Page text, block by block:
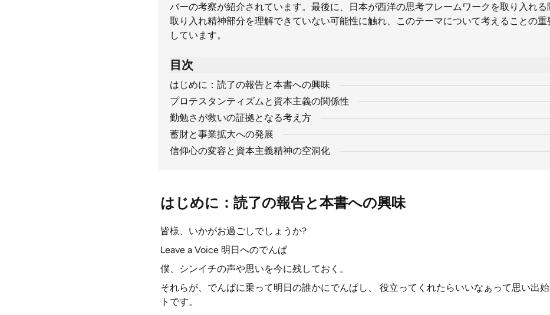
バーの考察が紹介されています。最後に、日本が西洋の思考フレームワークを取り入れ
取り入れ精神部分を理解できていない可能性に触れ、このテーマについて考えることの
しています。
目次
はじめに：読了の報告と本書への興味
プロテスタンティズムと資本主義の関係性
勤勉さが救いの証拠となる考え方
蓄財と事業拡大への発展
信仰心の変容と資本主義精神の空洞化
はじめに：読了の報告と本書への興味
皆様、いかがお過ごしでしょうか?
Leave a Voice 明日へのでんぱ
僕、シンイチの声や思いを今に残しておく。
それらが、でんぱに乗って明日の誰かにでんぱし、 役立ってくれたらいいなぁって思い出
トです。